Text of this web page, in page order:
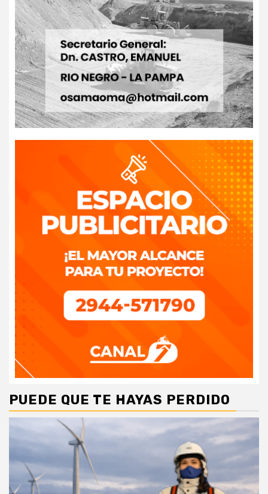
PUEDE QUE TE HAYAS PERDIDO